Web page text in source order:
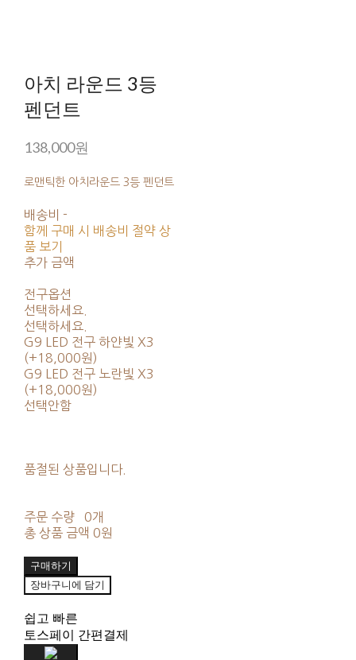
아치 라운드 3등
펜던트
138,000원
로맨틱한 아치라운드 3등 펜던트
배송비 -
함께 구매 시 배송비 절약 상
품 보기
추가 금액
전구옵션
선택하세요.
선택하세요.
G9 LED 전구 하얀빛 X3
(+18,000원)
G9 LED 전구 노란빛 X3
(+18,000원)
선택안함
품절된 상품입니다.
주문 수량
0개
총 상품 금액 0원
구매하기
장바구니에 담기
쉽고 빠른
토스페이 간편결제